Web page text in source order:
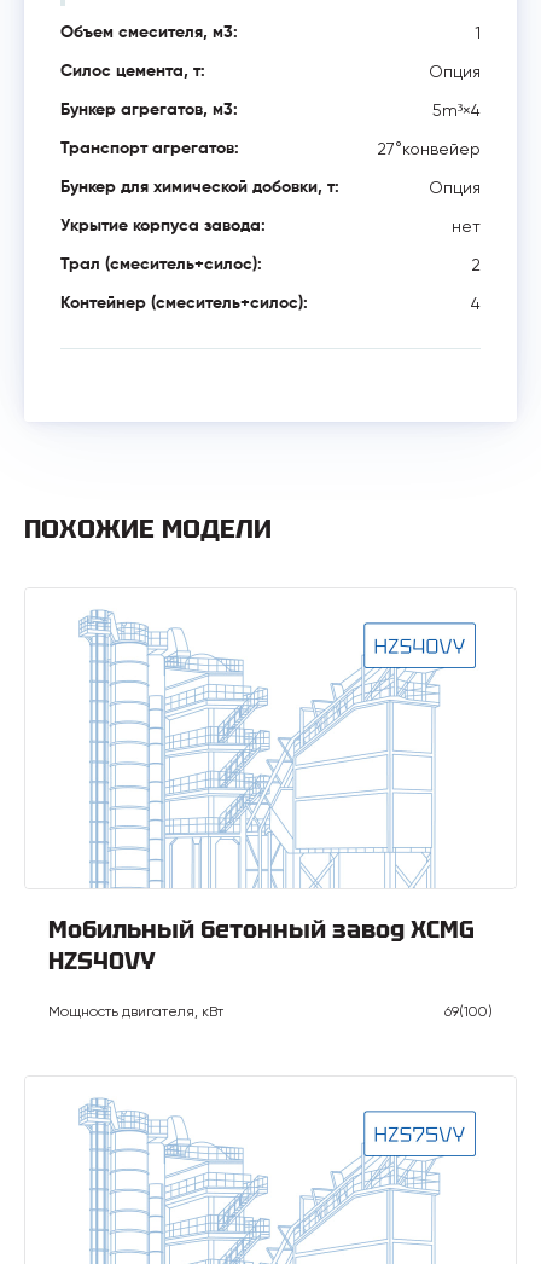
Объем смесителя, м3: 1
Силос цемента, т: Опция
Бункер агрегатов, м3: 5m³×4
Транспорт агрегатов: 27°конвейер
Бункер для химической добовки, т: Опция
Укрытие корпуса завода: нет
Трал (смеситель+силос): 2
Контейнер (смеситель+силос): 4
ПОХОЖИЕ МОДЕЛИ
Мобильный бетонный завод XCMG
HZS40VY
Мощность двигателя, кВт 69(100)